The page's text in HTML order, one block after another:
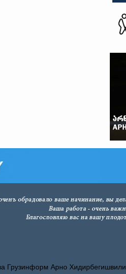
Грузинформ Арно Хидирбегишвили